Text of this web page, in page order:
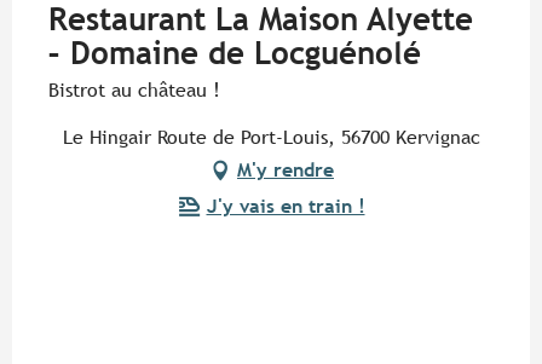
Restaurant La Maison Alyette
– Domaine de Locguénolé
Bistrot au château !
Le Hingair Route de Port-Louis, 56700 Kervignac
M'y rendre
J'y vais en train !